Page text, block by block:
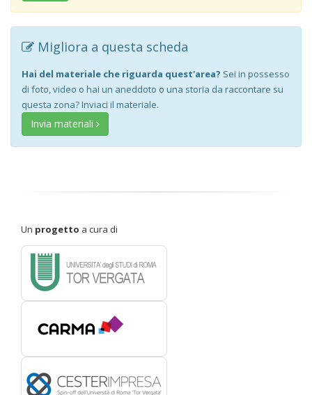
Migliora a questa scheda
Hai del materiale che riguarda quest'area? Sei in possesso
di foto, video o hai un aneddoto o una storia da raccontare su
questa zona? Inviaci il materiale.
Invia materiali
Un progetto a cura di